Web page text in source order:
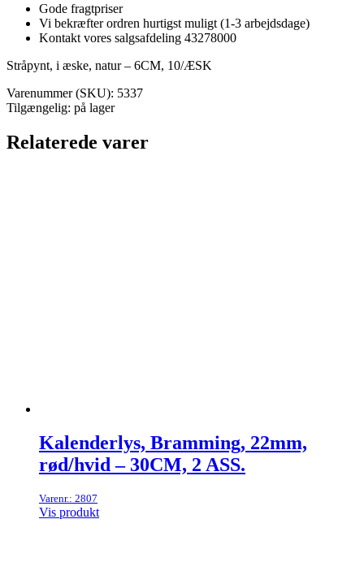
Gode fragtpriser
Vi bekræfter ordren hurtigst muligt (1-3 arbejdsdage)
Kontakt vores salgsafdeling 43278000
Stråpynt, i æske, natur – 6CM, 10/ÆSK
Varenummer (SKU): 5337
Tilgængelig: på lager
Relaterede varer
Kalenderlys, Bramming, 22mm,
rød/hvid – 30CM, 2 ASS.
Varenr.: 2807
Vis produkt